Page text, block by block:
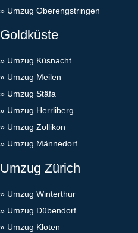
» Umzug Oberengstringen
Goldküste
» Umzug Küsnacht
» Umzug Meilen
» Umzug Stäfa
» Umzug Herrliberg
» Umzug Zollikon
» Umzug Männedorf
Umzug Zürich
» Umzug Winterthur
» Umzug Dübendorf
» Umzug Kloten